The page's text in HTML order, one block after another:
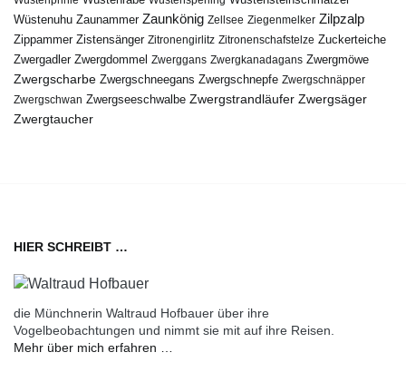
Wüstenuhu Zaunammer Zaunkönig Zellsee Ziegenmelker Zilpzalp
Zippammer Zistensänger Zitronengirlitz Zitronenschafstelze Zuckerteiche
Zwergadler Zwergdommel Zwerggans Zwergkanadagans Zwergmöwe
Zwergscharbe Zwergschneegans Zwergschnepfe Zwergschnäpper
Zwergschwan Zwergseeschwalbe Zwergstrandläufer Zwergsäger
Zwergtaucher
HIER SCHREIBT …
die Münchnerin Waltraud Hofbauer über ihre
Vogelbeobachtungen und nimmt sie mit auf ihre Reisen.
Mehr über mich erfahren …